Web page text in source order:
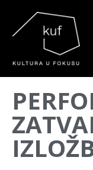
▼
▼